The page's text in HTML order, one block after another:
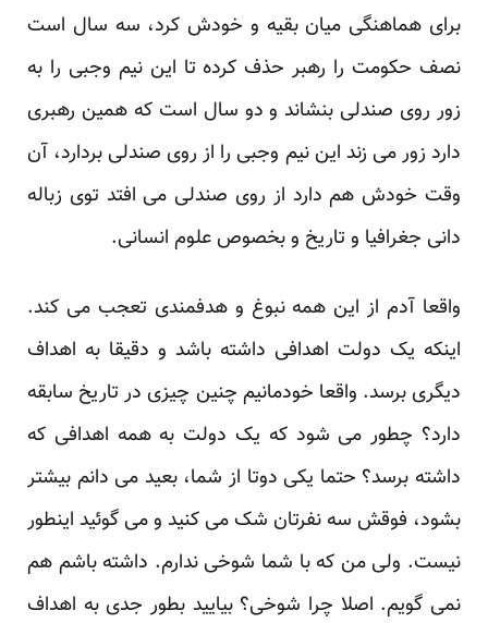
برای هماهنگی میان بقیه و خودش کرد، سه سال است
نصف حکومت را رهبر حذف کرده تا این نیم وجبی را به
زور روی صندلی بنشاند و دو سال است که همین رهبری
دارد زور می زند این نیم وجبی را از روی صندلی بردارد، آن
وقت خودش هم دارد از روی صندلی می افتد توی زباله
دانی جغرافیا و تاریخ و بخصوص علوم انسانی.
واقعا آدم از این همه نبوغ و هدفمندی تعجب می کند.
اینکه یک دولت اهدافی داشته باشد و دقیقا به اهداف
دیگری برسد. واقعا خودمانیم چنین چیزی در تاریخ سابقه
دارد؟ چطور می شود که یک دولت به همه اهدافی که
داشته برسد؟ حتما یکی دوتا از شما، بعید می دانم بیشتر
بشود، فوقش سه نفرتان شک می کنید و می گوئید اینطور
نیست. ولی من که با شما شوخی ندارم. داشته باشم هم
نمی گویم. اصلا چرا شوخی؟ بیایید بطور جدی به اهداف